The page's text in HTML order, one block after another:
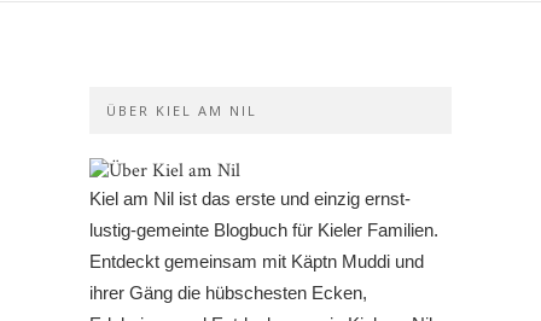
ÜBER KIEL AM NIL
Kiel am Nil ist das erste und einzig ernst-
lustig-gemeinte Blogbuch für Kieler Familien.
Entdeckt gemeinsam mit Käptn Muddi und
ihrer Gäng die hübschesten Ecken,